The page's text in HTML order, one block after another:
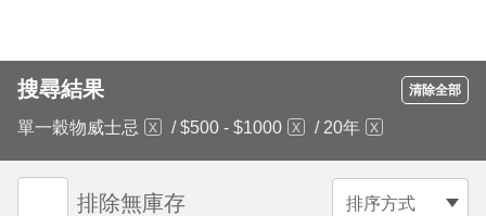
搜尋結果 清除全部
單一穀物威士忌 / $500 - $1000 / 20年
排序方式
排除無庫存